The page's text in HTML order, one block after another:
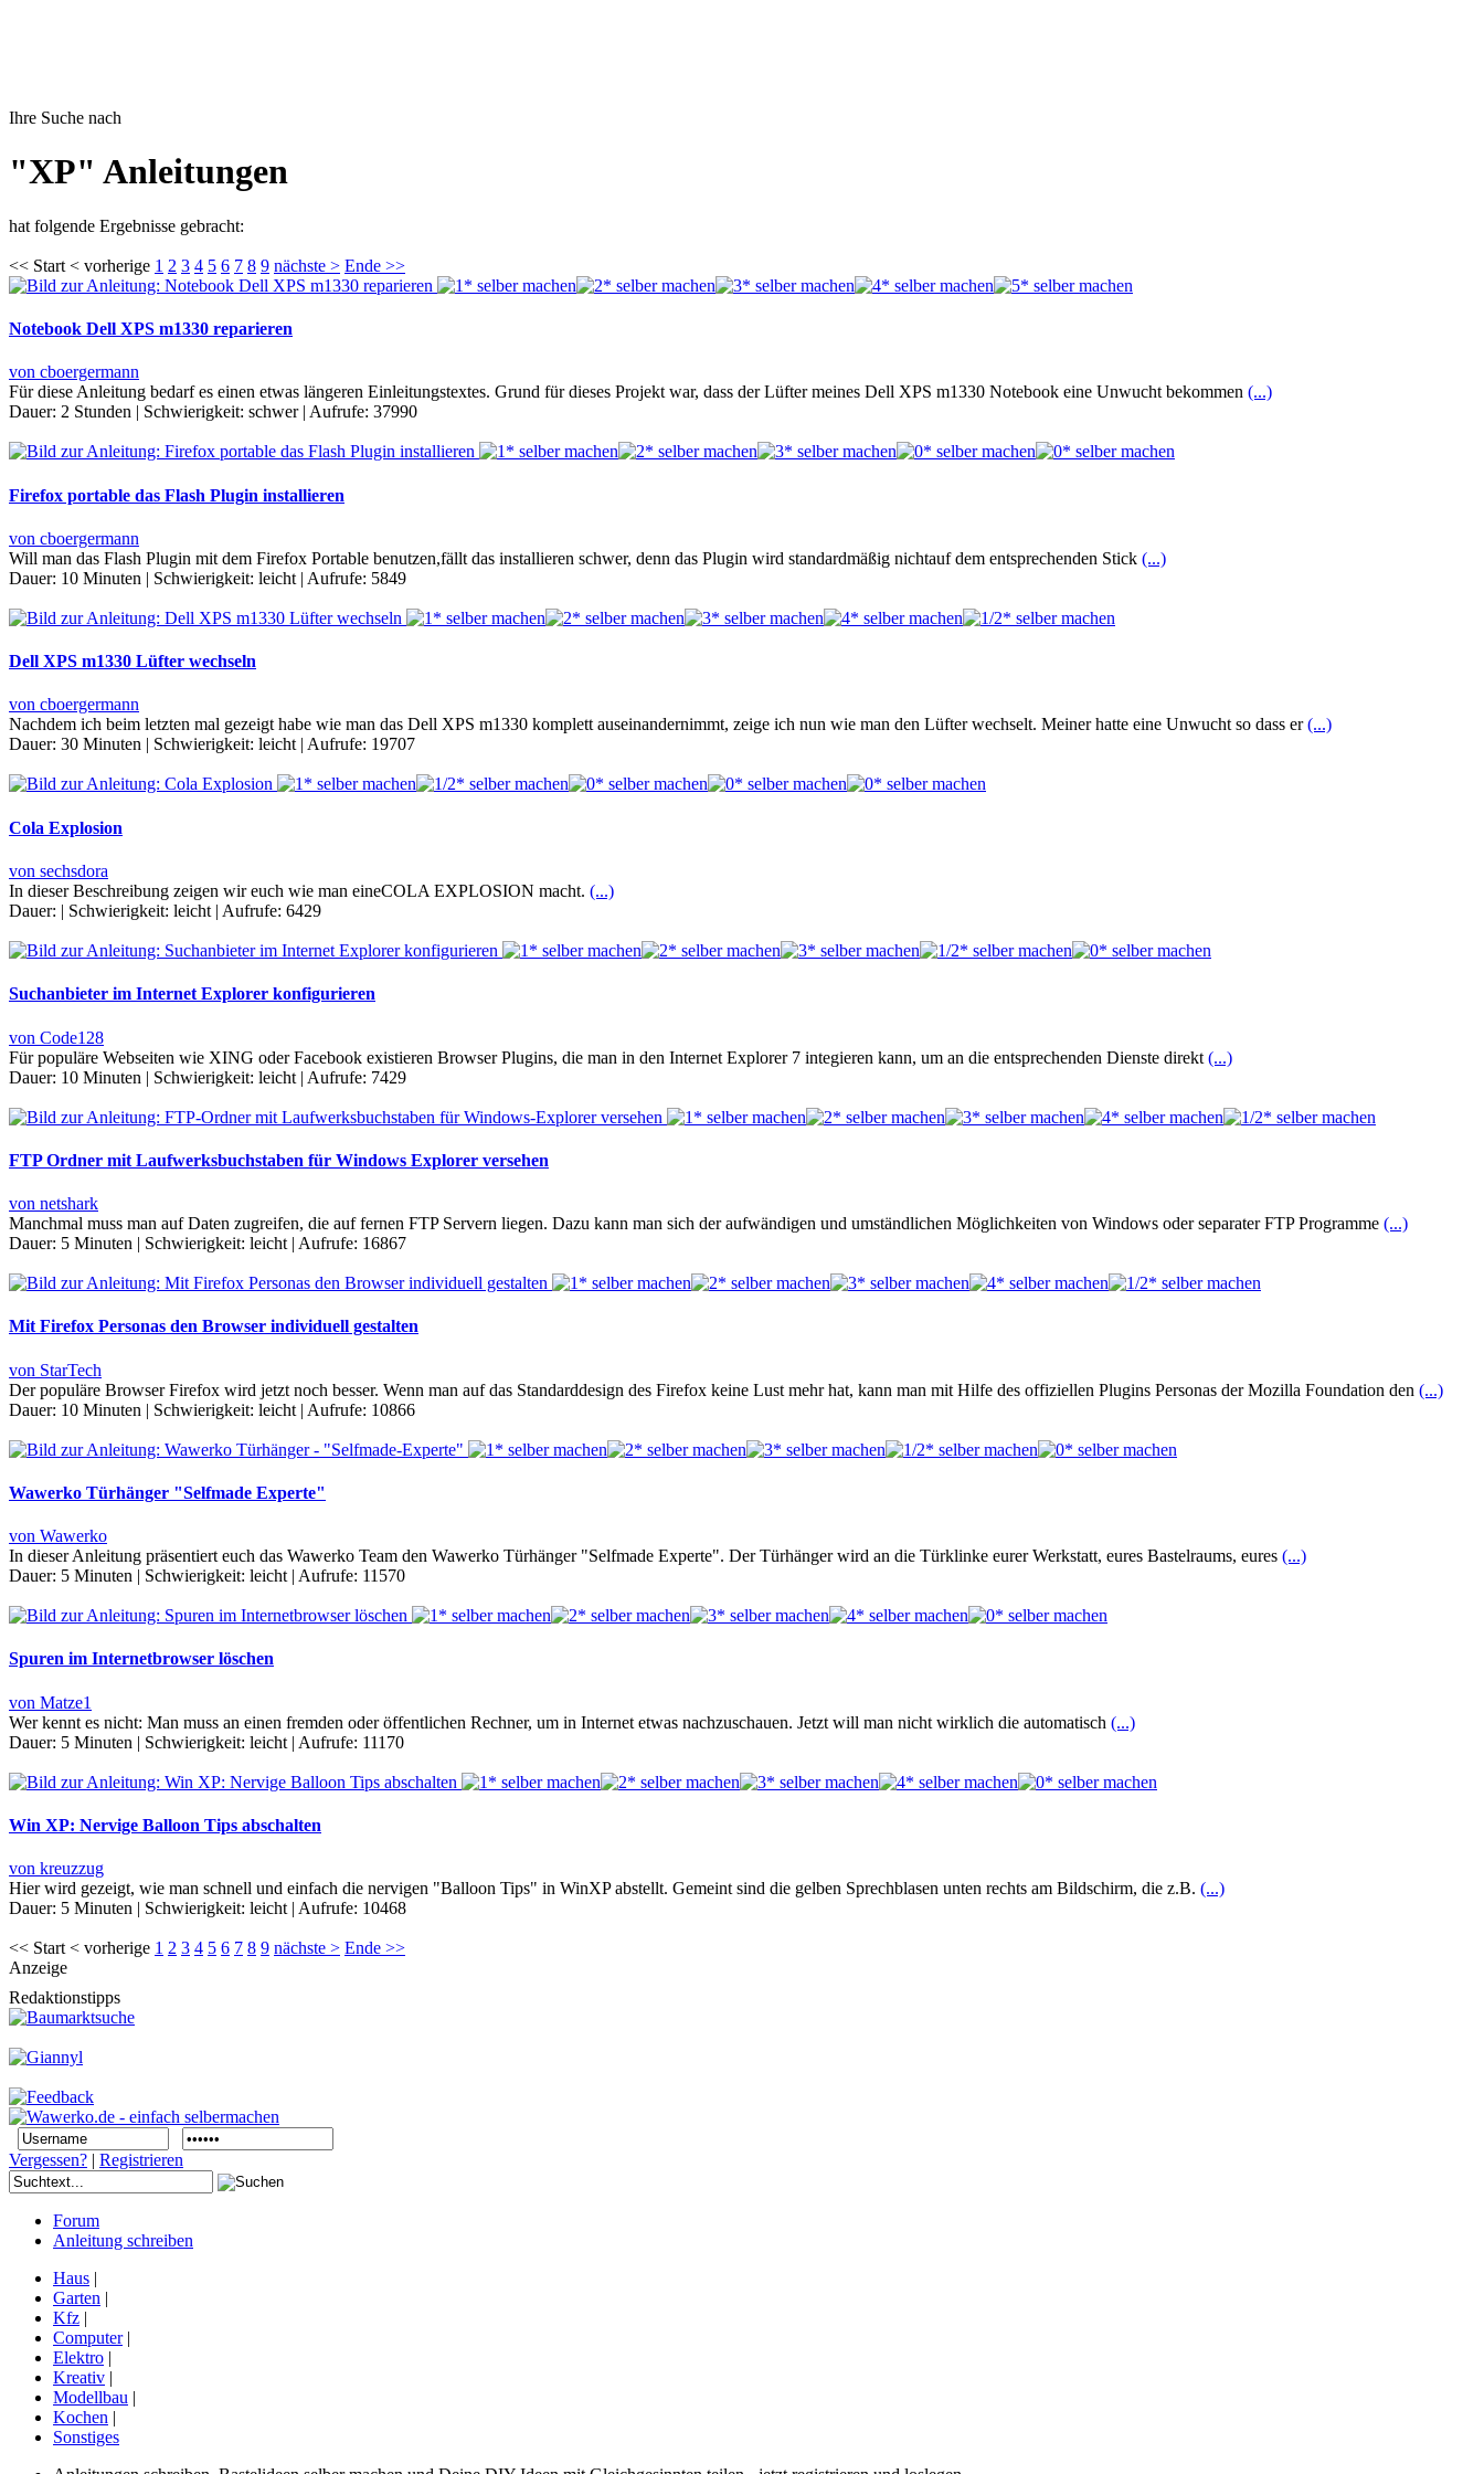
Ihre Suche nach
"XP" Anleitungen
hat folgende Ergebnisse gebracht:
<< Start < vorherige 1 2 3 4 5 6 7 8 9 nächste > Ende >>
Notebook Dell XPS m1330 reparieren
von cboergermann
Für diese Anleitung bedarf es einen etwas längeren Einleitungstextes. Grund für dieses Projekt war, dass der Lüfter meines Dell XPS m1330 Notebook eine Unwucht bekommen (...)
Dauer: 2 Stunden | Schwierigkeit: schwer | Aufrufe: 37990
Firefox portable das Flash Plugin installieren
von cboergermann
Will man das Flash Plugin mit dem Firefox Portable benutzen,fällt das installieren schwer, denn das Plugin wird standardmäßig nichtauf dem entsprechenden Stick (...)
Dauer: 10 Minuten | Schwierigkeit: leicht | Aufrufe: 5849
Dell XPS m1330 Lüfter wechseln
von cboergermann
Nachdem ich beim letzten mal gezeigt habe wie man das Dell XPS m1330 komplett auseinandernimmt, zeige ich nun wie man den Lüfter wechselt. Meiner hatte eine Unwucht so dass er(...)
Dauer: 30 Minuten Schwierigkeit: leicht Aufrufe: 19707
Cola Explosion
von sechsdora
In dieser Beschreibung zeigen wir euch wie man eineCOLA EXPLOSION macht. (...)
Dauer: | Schwierigkeit: leicht | Aufrufe: 6429
Suchanbieter im Internet Explorer konfigurieren
von Code128
Für populäre Webseiten wie XING oder Facebook existieren Browser Plugins, die man in den Internet Explorer 7 integieren kann, um an die entsprechenden Dienste direkt (...)
Dauer: 10 Minuten | Schwierigkeit: leicht | Aufrufe: 7429
FTP Ordner mit Laufwerksbuchstaben für Windows Explorer versehen
von netshark
Manchmal muss man auf Daten zugreifen, die auf fernen FTP Servern liegen. Dazu kann man sich der aufwändigen und umständlichen Möglichkeiten von Windows oder separater FTP Programme (...)
Dauer: 5 Minuten | Schwierigkeit: leicht | Aufrufe: 16867
Mit Firefox Personas den Browser individuell gestalten
von StarTech
Der populäre Browser Firefox wird jetzt noch besser. Wenn man auf das Standarddesign des Firefox keine Lust mehr hat, kann man mit Hilfe des offiziellen Plugins Personas der Mozilla Foundation den (...)
Dauer: 10 Minuten | Schwierigkeit: leicht | Aufrufe: 10866
Wawerko Türhänger "Selfmade Experte"
von Wawerko
In dieser Anleitung präsentiert euch das Wawerko Team den Wawerko Türhänger "Selfmade Experte". Der Türhänger wird an die Türklinke eurer Werkstatt, eures Bastelraums, eures (...)
Dauer: 5 Minuten | Schwierigkeit: leicht | Aufrufe: 11570
Spuren im Internetbrowser löschen
von Matze1
Wer kennt es nicht: Man muss an einen fremden oder öffentlichen Rechner, um in Internet etwas nachzuschauen. Jetzt will man nicht wirklich die automatisch (...)
Dauer: 5 Minuten | Schwierigkeit: leicht | Aufrufe: 11170
Win XP: Nervige Balloon Tips abschalten
von kreuzzug
Hier wird gezeigt, wie man schnell und einfach die nervigen "Balloon Tips" in WinXP abstellt. Gemeint sind die gelben Sprechblasen unten rechts am Bildschirm, die z.B. (...)
Dauer: 5 Minuten | Schwierigkeit: leicht | Aufrufe: 10468
<< Start < vorherige 1 2 3 4 5 6 7 8 9 nächste > Ende >>
Anzeige
Redaktionstipps
Vergessen? | Registrieren
Forum
Anleitung schreiben
Haus |
Garten |
Kfz |
Computer|
Elektro |
Kreativ |
Modellbau |
Kochen |
Sonstiges